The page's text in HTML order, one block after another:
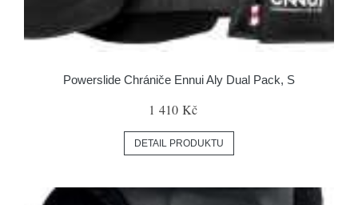
Powerslide Chrániče Ennui Aly Dual Pack, S
1 410 Kč
DETAIL PRODUKTU